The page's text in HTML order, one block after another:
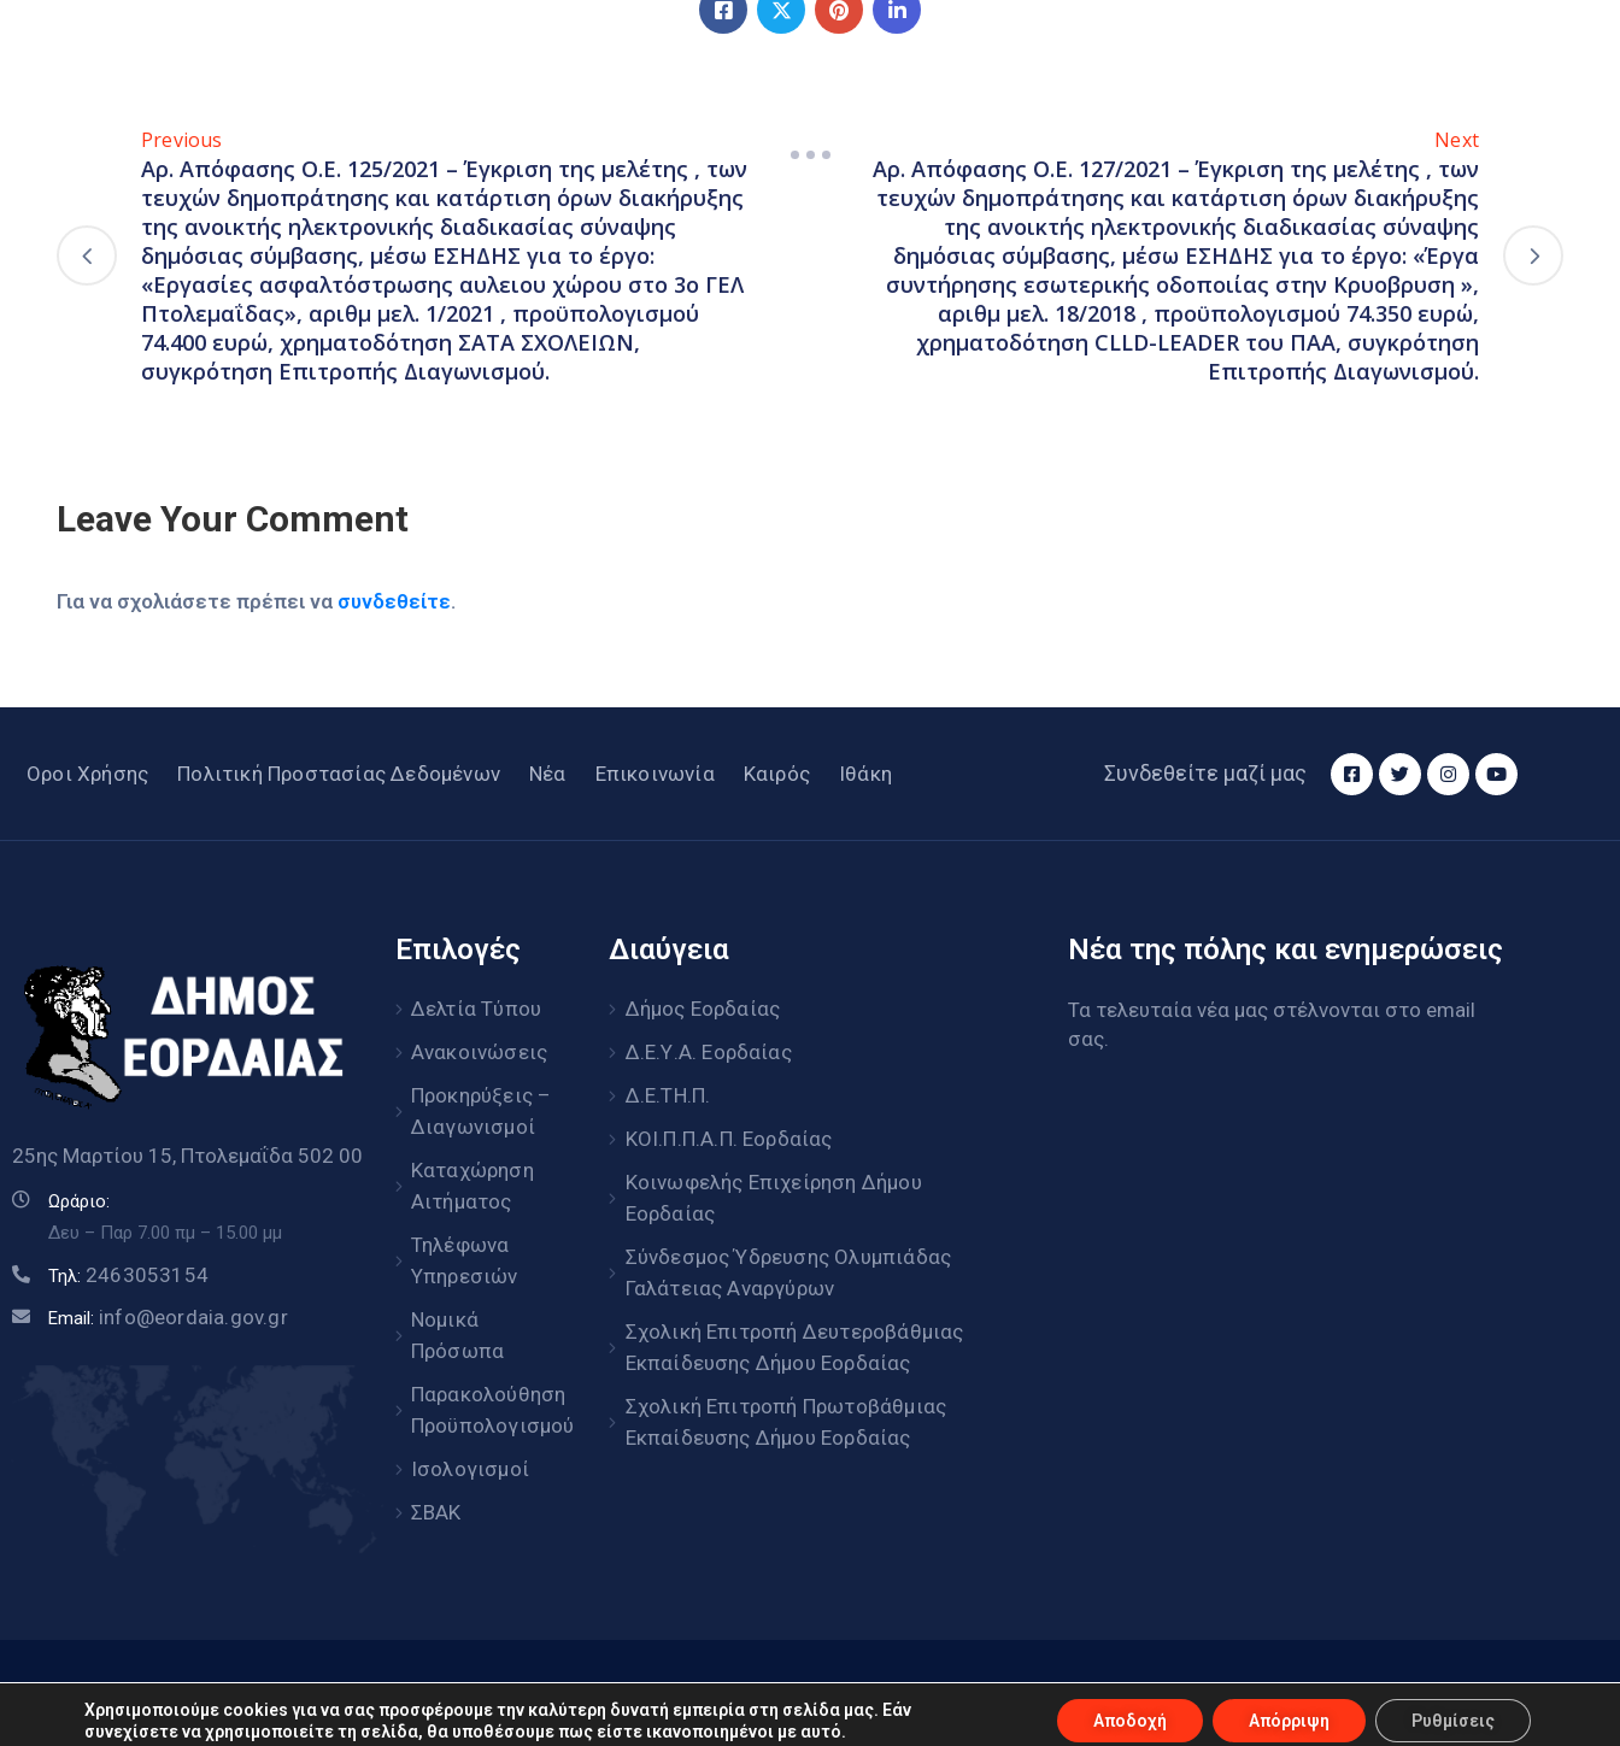
Previous
Αρ. Απόφασης Ο.Ε. 125/2021 – Έγκριση της μελέτης , των
τευχών δημοπράτησης και κατάρτιση όρων διακήρυξης
της ανοικτής ηλεκτρονικής διαδικασίας σύναψης
δημόσιας σύμβασης, μέσω ΕΣΗΔΗΣ για το έργο:
«Εργασίες ασφαλτόστρωσης αυλειου χώρου στο 3ο ΓΕΛ
Πτολεμαΐδας», αριθμ μελ. 1/2021 , προϋπολογισμού
74.400 ευρώ, χρηματοδότηση ΣΑΤΑ ΣΧΟΛΕΙΩΝ,
συγκρότηση Επιτροπής Διαγωνισμού.
Next
Αρ. Απόφασης Ο.Ε. 127/2021 – Έγκριση της μελέτης , των
τευχών δημοπράτησης και κατάρτιση όρων διακήρυξης
της ανοικτής ηλεκτρονικής διαδικασίας σύναψης
δημόσιας σύμβασης, μέσω ΕΣΗΔΗΣ για το έργο: «Έργα
συντήρησης εσωτερικής οδοποιίας στην Κρυοβρυση »,
αριθμ μελ. 18/2018 , προϋπολογισμού 74.350 ευρώ,
χρηματοδότηση CLLD-LEADER του ΠΑΑ, συγκρότηση
Επιτροπής Διαγωνισμού.
Leave Your Comment
Για να σχολιάσετε πρέπει να συνδεθείτε.
Οροι Χρήσης Πολιτική Προστασίας Δεδομένων Νέα Επικοινωνία Καιρός Ιθάκη Συνδεθείτε μαζί μας
25ης Μαρτίου 15, Πτολεμαΐδα 502 00
Ωράριο:
Δευ – Παρ 7.00 πμ – 15.00 μμ
Τηλ: 2463053154
Email: info@eordaia.gov.gr
Επιλογές
Δελτία Τύπου
Ανακοινώσεις
Προκηρύξεις –
Διαγωνισμοί
Καταχώρηση
Αιτήματος
Τηλέφωνα
Υπηρεσιών
Νομικά
Πρόσωπα
Παρακολούθηση
Προϋπολογισμού
Ισολογισμοί
ΣΒΑΚ
Διαύγεια
Δήμος Εορδαίας
Δ.Ε.Υ.Α. Εορδαίας
Δ.Ε.ΤΗ.Π.
ΚΟΙ.Π.Π.Α.Π. Εορδαίας
Κοινωφελής Επιχείρηση Δήμου
Εορδαίας
Σύνδεσμος Ύδρευσης Ολυμπιάδας
Γαλάτειας Αναργύρων
Σχολική Επιτροπή Δευτεροβάθμιας
Εκπαίδευσης Δήμου Εορδαίας
Σχολική Επιτροπή Πρωτοβάθμιας
Εκπαίδευσης Δήμου Εορδαίας
Νέα της πόλης και ενημερώσεις
Τα τελευταία νέα μας στέλνονται στο email
σας.
www.eordaia.gov.gr © 2022. Με επιφύλαξη παντός δικαιώματος
Χρησιμοποιούμε cookies για να σας προσφέρουμε την καλύτερη δυνατή εμπειρία στη σελίδα μας. Εάν
συνεχίσετε να χρησιμοποιείτε τη σελίδα, θα υποθέσουμε πως είστε ικανοποιημένοι με αυτό.
Αποδοχή Απόρριψη Ρυθμίσεις